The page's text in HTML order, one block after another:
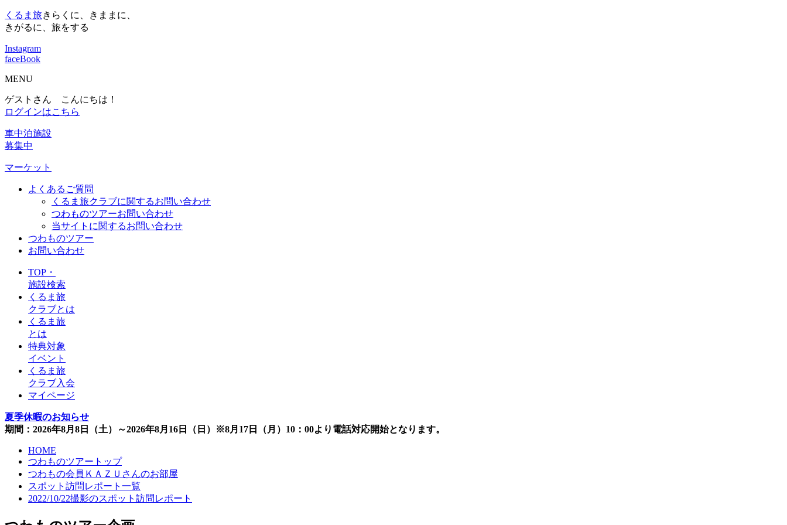
くるま旅きらくに、きままに、
きがるに、旅をする
Instagram
faceBook
MENU
ゲストさん こんにちは！
ログインはこちら
車中泊施設
募集中
マーケット
よくあるご質問
くるま旅クラブに関するお問い合わせ
つわものツアーお問い合わせ
当サイトに関するお問い合わせ
つわものツアー
お問い合わせ
TOP・
施設検索
くるま旅
クラブとは
くるま旅
とは
特典対象
イベント
くるま旅
クラブ入会
マイページ
夏季休暇のお知らせ
期間：2026年8月8日（土）～2026年8月16日（日）※8月17日（月）10：00より電話対応開始となります。
HOME
つわものツアートップ
つわもの会員ＫＡＺＵさんのお部屋
スポット訪問レポート一覧
2022/10/22撮影のスポット訪問レポート